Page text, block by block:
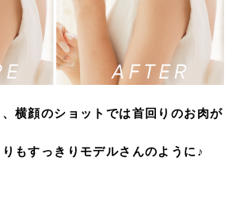
横顔のショットでは首回りのお肉が
もすっきりモデルさんのように♪